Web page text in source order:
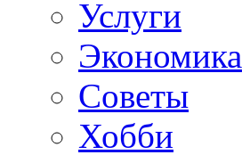
Услуги
Экономика
Советы
Хобби